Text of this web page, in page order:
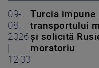
09-
08-
2026
12:33
Turcia
transportului
și solicită
moratoriu